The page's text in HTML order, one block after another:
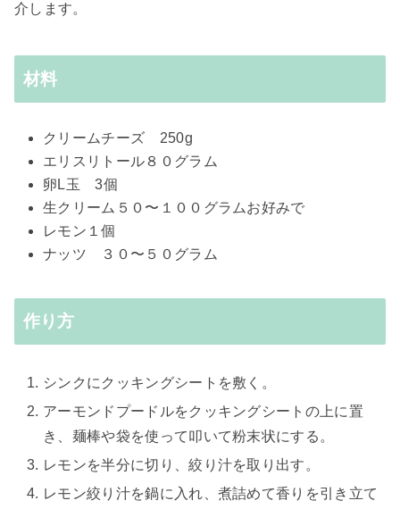
介します。
材料
クリームチーズ 250g
エリスリトール８０グラム
卵L玉 3個
生クリーム５０〜１００グラムお好みで
レモン１個
ナッツ ３０〜５０グラム
作り方
シンクにクッキングシートを敷く。
アーモンドプードルをクッキングシートの上に置
き、麺棒や袋を使って叩いて粉末状にする。
レモンを半分に切り、絞り汁を取り出す。
レモン絞り汁を鍋に入れ、煮詰めて香りを引き立て